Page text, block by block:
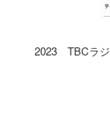
2023 TBCラジ